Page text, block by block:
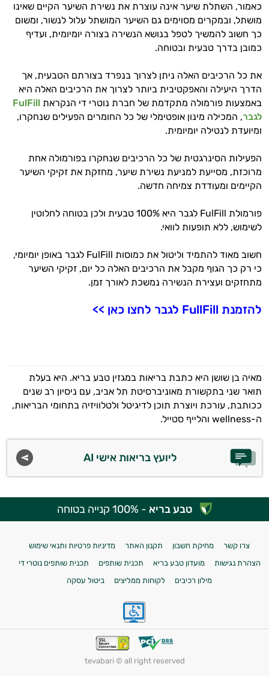
כאמור, השתלת שיער אינה עוצרת את נשירת השיער הקיים שאינו
מושתל, ובמקרים מסוימים גם השיער המושתל עלול לנשור, ומשום
כך חשוב להמשיך לטפל בנושא הנשירה בצורה יומיומית, ועדיף
כמובן בדרך טבעית ובטוחה.
את כל הרכיבים האלה ניתן לצרוך בנפרד בצורתם הטבעית, אך
הדרך היעילה והאפקטיבית ביותר לצרוך את הרכיבים האלה היא
באמצעות פורמולה מתקדמת של חברת נוטרי די הנקראת FulFill
לגבר, המכילה מינון אופטימלי של כל החומרים הפעילים שנחקרו,
ומיועדת לנטילה יומיומית.
הפעילות הסינרגטית של כל הרכיבים שנחקרו בפורמולה אחת
מרוכזת, מסייעת למניעת נשירת שיער, מחזקת את זקיקי השיער
הקיימים ומעודדת צמיחה חדשה.
פורמולת FulFill לגבר היא 100% טבעית ולכן בטוחה לחלוטין
לשימוש, ללא תופעות לוואי.
חשוב מאוד להתמיד וליטול את כמוסות FulFill לגבר באופן יומיומי,
כי רק כך הגוף מקבל את הרכיבים האלה כל יום, זקיקי השיער
מתחזקים ועצירת הנשירה נמשכת לאורך זמן.
להזמנת FullFill לגבר לחצו כאן >>
מאיה בן שושן היא כתבת בריאות במגזין טבע בריא. היא בעלת
תואר שני בתקשורת מאוניברסיטת תל אביב, עם ניסיון רב שנים
ככותבת, עורכת ויוצרת תוכן לדיגיטל ולטלוויזיה בתחומי הבריאות,
ה-wellness והלייף סטייל.
ליועץ בריאות אישי AI
טבע בריא - 100% קנייה בטוחה
צרו קשר מחיקת חשבון תקנון האתר
מדיניות פרטיות ותנאי שימוש
הצהרת נגישות
מועדון טבע בריא תכנית שותפים
תכנית שותפים נוטרי די
מילון רכיבים
לקוחות ממליצים ביטול עסקה
tevabari © all right reserved